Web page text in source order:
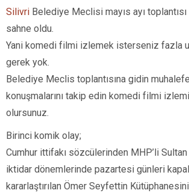
Silivri Belediye Meclisi mayıs ayı
sahne oldu.
Yani komedi filmi izlemek isterseniz fazla
gerek yok.
Belediye Meclis toplantısına gidin
konuşmalarını takip edin komedi filmi
olursunuz.
Birinci komik olay;
Cumhur ittifakı sözcülerinden MHP’li Sultan
iktidar dönemlerinde pazartesi günleri
kararlaştırılan Ömer Seyfettin